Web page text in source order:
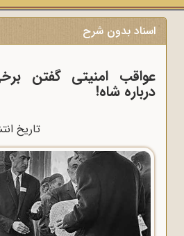
اسناد بدون شرح
عواقب امنیتی گفتن
درباره شاه!
تاریخ انتشار: 04